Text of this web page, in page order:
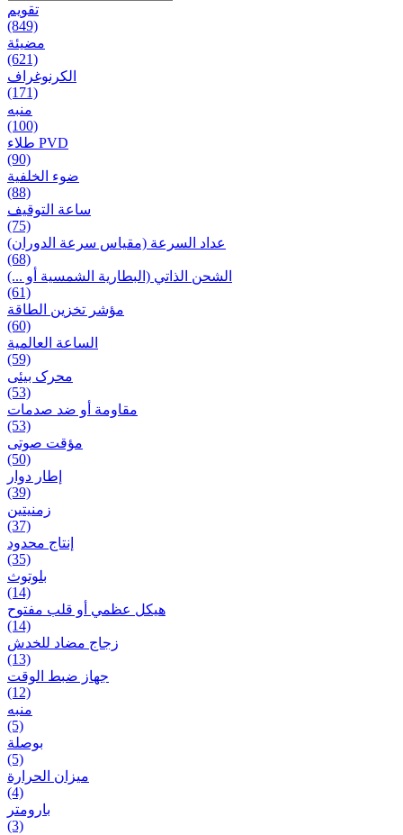
تقويم
(849)
مضيئة
(621)
الكرنوغراف
(171)
منبه
(100)
طلاء PVD
(90)
ضوء الخلفية
(88)
ساعة التوقيف
(75)
عداد السرعة (مقياس سرعة الدوران)
(68)
الشحن الذاتي (البطارية الشمسية أو ...)
(61)
مؤشر تخزين الطاقة
(60)
الساعة العالمية
(59)
محرک بیئی
(53)
مقاومة أو ضد صدمات
(53)
مؤقت صوتی
(50)
إطار دوار
(39)
زمنیتین
(37)
إنتاج محدود
(35)
بلوتوث
(14)
هيكل عظمي أو قلب مفتوح
(14)
زجاج مضاد للخدش
(13)
جهاز ضبط الوقت
(12)
منبه
(5)
بوصلة
(5)
ميزان الحرارة
(4)
بارومتر
(3)